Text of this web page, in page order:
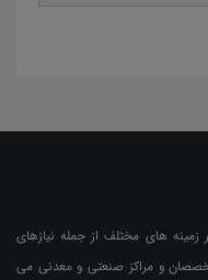
زمینه های مختلف از جمله نیازهای
و مراکز صنعتی و معدنی می